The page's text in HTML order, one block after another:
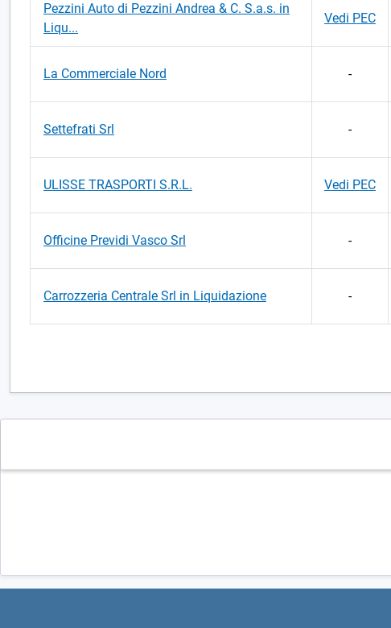
Pezzini Auto di Pezzini Andrea & C. S.a.s. in
Liqu...
Vedi PEC
La Commerciale Nord -
Settefrati Srl -
ULISSE TRASPORTI S.R.L. Vedi PEC
Officine Previdi Vasco Srl -
Carrozzeria Centrale Srl in Liquidazione -